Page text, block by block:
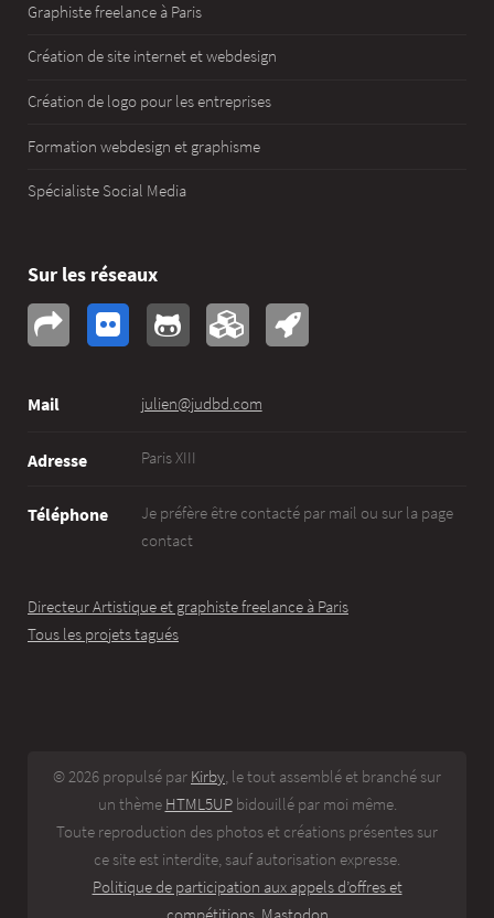
Graphiste freelance à Paris
Création de site internet et webdesign
Création de logo pour les entreprises
Formation webdesign et graphisme
Spécialiste Social Media
Sur les réseaux
Mail julien@judbd.com
Adresse Paris XIII
Téléphone
Je préfère être contacté par mail ou sur la page
contact
Directeur Artistique et graphiste freelance à Paris
Tous les projets tagués
© 2026 propulsé par Kirby, le tout assemblé et branché sur
un thème HTML5UPbidouillé par moi même.
Toute reproduction des photos et créations présentes sur
ce site est interdite, sauf autorisation expresse.
Politique de participation aux appels d’offres et